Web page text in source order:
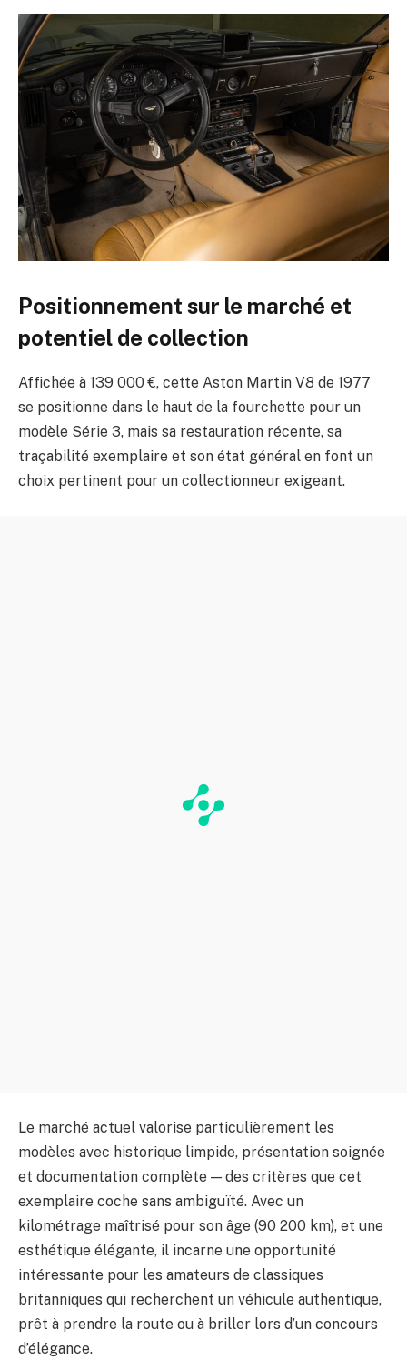
Positionnement sur le marché et
potentiel de collection
Affichée à 139 000 €, cette Aston Martin V8 de 1977
se positionne dans le haut de la fourchette pour un
modèle Série 3, mais sa restauration récente, sa
traçabilité exemplaire et son état général en font un
choix pertinent pour un collectionneur exigeant.
Le marché actuel valorise particulièrement les
modèles avec historique limpide, présentation soignée
et documentation complète — des critères que cet
exemplaire coche sans ambiguïté. Avec un
kilométrage maîtrisé pour son âge (90 200 km), et une
esthétique élégante, il incarne une opportunité
intéressante pour les amateurs de classiques
britanniques qui recherchent un véhicule authentique,
prêt à prendre la route ou à briller lors d’un concours
d’élégance.